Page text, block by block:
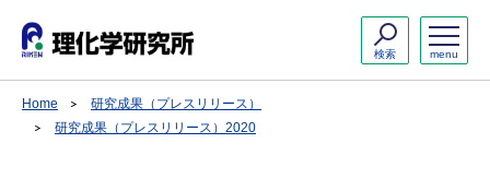
menu
検索
Home
研究成果（プレスリリース）
研究成果（プレスリリース）2020